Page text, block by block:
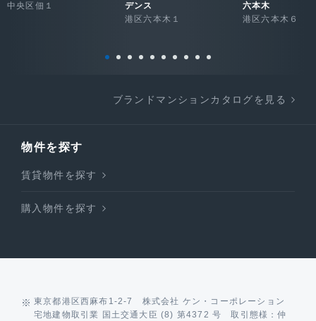
中央区佃１
デンス
港区六本木１
六本木
港区六本木６
ブランドマンションカタログを見る
物件を探す
賃貸物件を探す
購入物件を探す
東京都港区西麻布1-2-7 株式会社 ケン・コーポレーション
宅地建物取引業 国土交通大臣 (8) 第4372 号 取引態様：仲